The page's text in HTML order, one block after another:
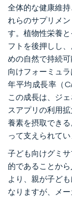
全体的な健康維
れらのサプリメ
す。植物性栄養
フトを後押しし
めの自然で持続
向けフォーミュ
年平均成長率（
この成長は、ジ
スアプリの利用
養素を摂取でき
って支えられてい
子ども向けグミ
的であることか
より、親が子ど
なりますが、メ